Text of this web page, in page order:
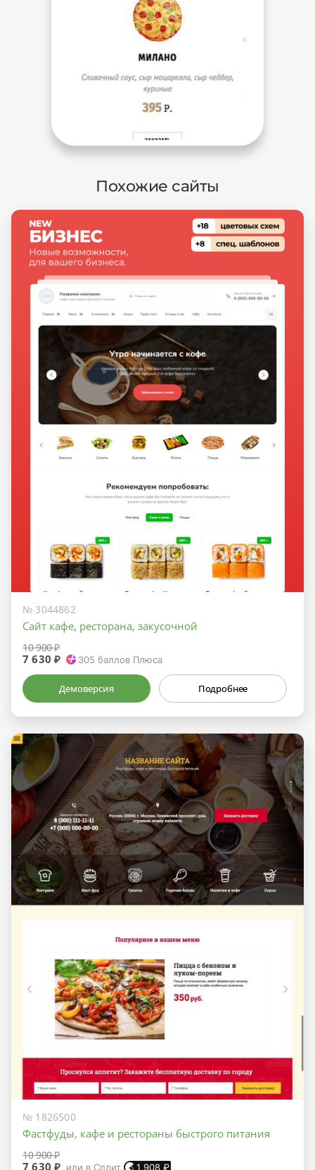
Похожие сайты
№ 3044862
Сайт кафе, ресторана, закусочной
10 900 ₽
7 630 ₽ 305 баллов Плюса
Демоверсия Подробнее
№ 1826500
Фастфуды, кафе и рестораны быстрого питания
10 900 ₽
7 630 ₽ или в Сплит 1 908 ₽